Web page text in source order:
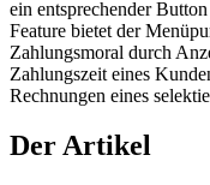
ein entsprechender
Feature bietet der
Zahlungsmoral durch
Zahlungszeit eines
Rechnungen eines
Der Artikel